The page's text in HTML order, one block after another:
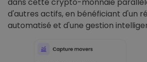
d'autres actifs, en bénéficiant d'un
automatisé et d'une gestion